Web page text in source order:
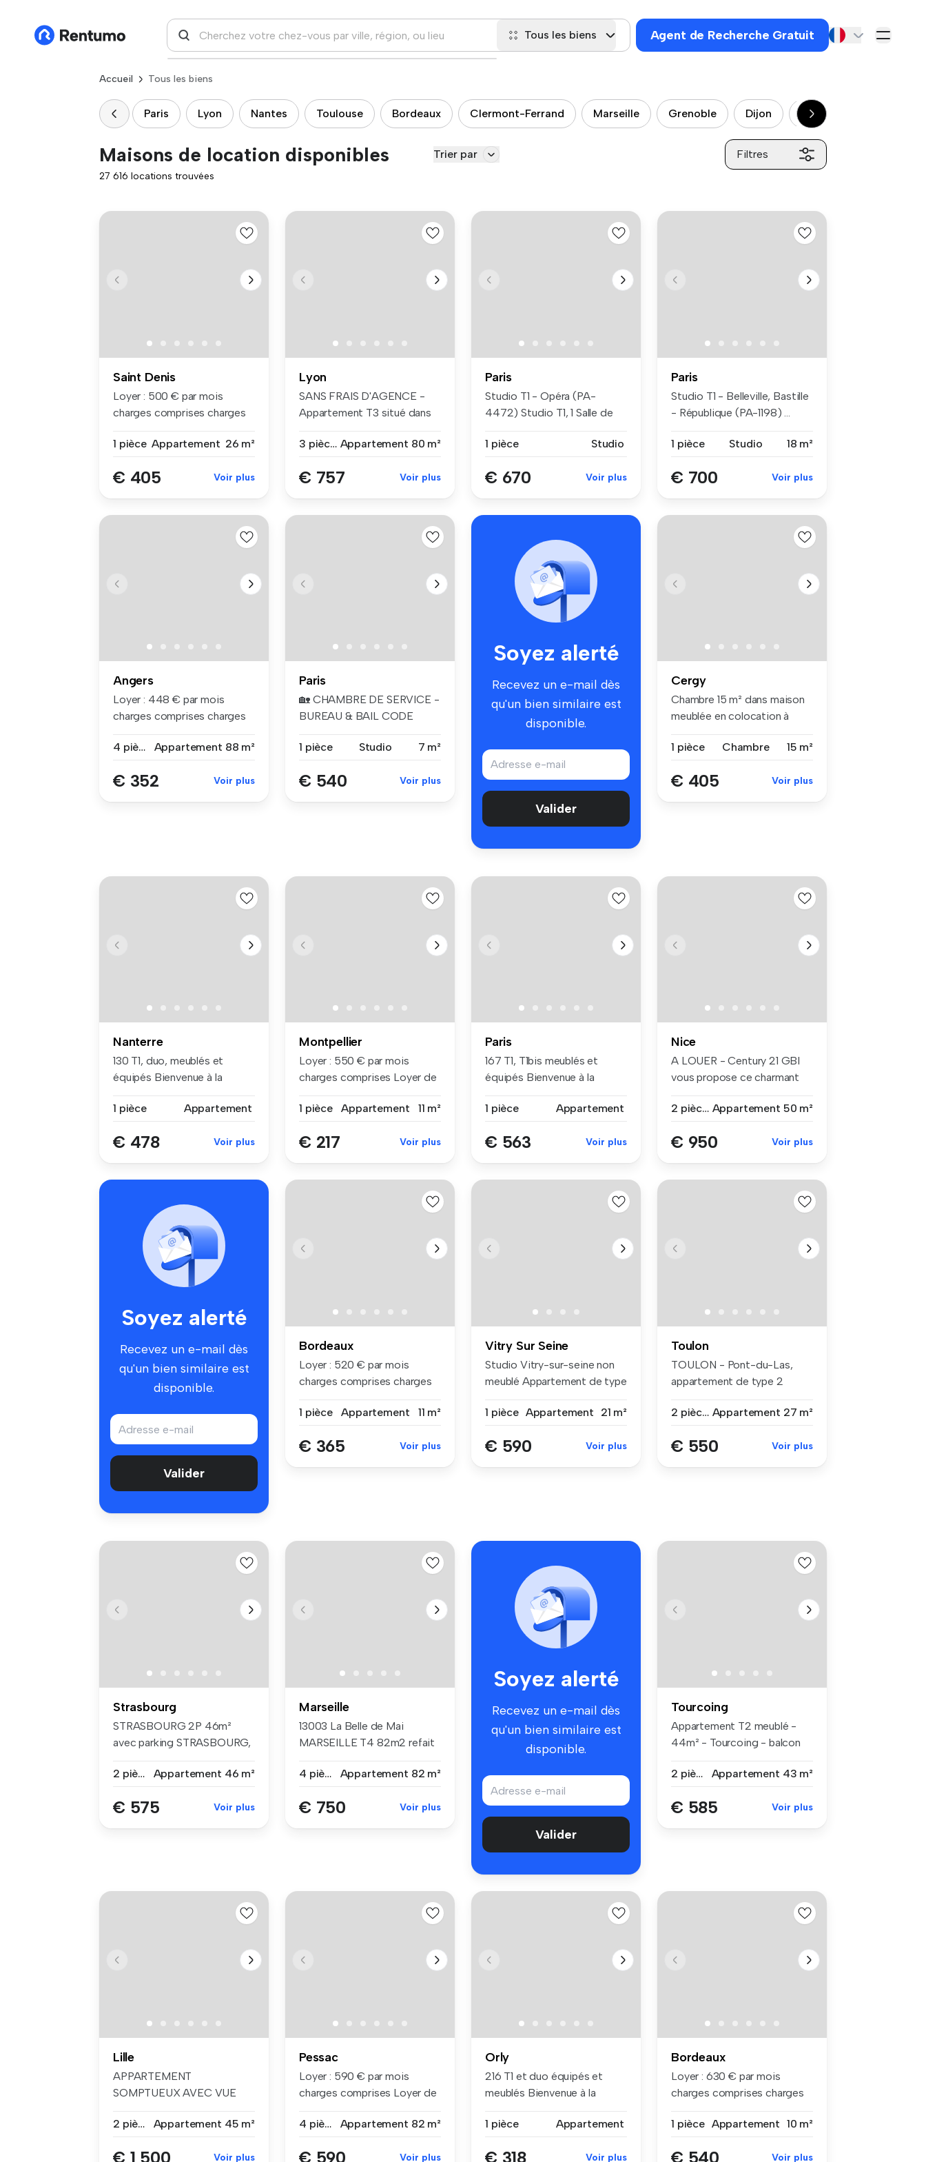
Tous les biens Agent de Recherche Gratuit
Accueil Tous les biens
Paris Lyon Nantes Toulouse Bordeaux Clermont-Ferrand Marseille Grenoble Dijon Montpellier
Maisons de location disponibles Trier par Filtres
27 616 locations trouvées
Saint Denis
Loyer : 500 € par mois
charges comprises charges
1 pièce Appartement 26 m²
€ 405 Voir plus
Lyon
SANS FRAIS D'AGENCE -
Appartement T3 situé dans
3 pièces Appartement 80 m²
€ 757 Voir plus
Paris
Studio T1 - Opéra (PA-
4472) Studio T1, 1 Salle de
1 pièce
Studio
€ 670 Voir plus
Paris
Studio T1 - Belleville, Bastille
- République (PA-1198) ...
1 pièce Studio 18 m²
€ 700 Voir plus
Angers
Loyer : 448 € par mois
charges comprises charges
4 pièces
Appartement 88 m²
€ 352 Voir plus
Paris
🏡 CHAMBRE DE SERVICE -
BUREAU & BAIL CODE
1 pièce
Studio 7 m²
€ 540 Voir plus
Soyez alerté
Recevez un e-mail dès
qu'un bien similaire est
disponible.
Valider
Cergy
Chambre 15 m² dans maison
meublée en colocation à
1 pièce
Chambre 15 m²
€ 405 Voir plus
Nanterre
130 T1, duo, meublés et
équipés Bienvenue à la
1 pièce
Appartement
€ 478 Voir plus
Montpellier
Loyer : 550 € par mois
charges comprises Loyer de
1 pièce
Appartement 11 m²
€ 217 Voir plus
Paris
167 T1, T1bis meublés et
équipés Bienvenue à la
1 pièce
Appartement
€ 563 Voir plus
Nice
A LOUER - Century 21 GBI
vous propose ce charmant
2 pièces Appartement 50 m²
€ 950 Voir plus
Soyez alerté
Recevez un e-mail dès
qu'un bien similaire est
disponible.
Valider
Bordeaux
Loyer : 520 € par mois
charges comprises charges
1 pièce
Appartement 11 m²
€ 365 Voir plus
Vitry Sur Seine
Studio Vitry-sur-seine non
meublé Appartement de type
1 pièce Appartement 21 m²
€ 590 Voir plus
Toulon
TOULON - Pont-du-Las,
appartement de type 2
2 pièces Appartement 27 m²
€ 550 Voir plus
Strasbourg
STRASBOURG 2P 46m²
avec parking STRASBOURG,
2 pièces
Appartement 46 m²
€ 575 Voir plus
Marseille
13003 La Belle de Mai
MARSEILLE T4 82m2 refait
4 pièces
Appartement 82 m²
€ 750 Voir plus
Soyez alerté
Recevez un e-mail dès
qu'un bien similaire est
disponible.
Valider
Tourcoing
Appartement T2 meublé -
44m² - Tourcoing - balcon
2 pièces
Appartement 43 m²
€ 585 Voir plus
Lille
APPARTEMENT
SOMPTUEUX AVEC VUE
GRAND PL...
2 pièces Appartement 45 m²
€ 1 500 Voir plus
Pessac
Loyer : 590 € par mois
charges comprises Loyer de
4 pièces
Appartement 82 m²
€ 590 Voir plus
Orly
216 T1 et duo équipés et
meublés Bienvenue à la
1 pièce
Appartement
€ 318 Voir plus
Bordeaux
Loyer : 630 € par mois
charges comprises charges
1 pièce Appartement 10 m²
€ 540 Voir plus